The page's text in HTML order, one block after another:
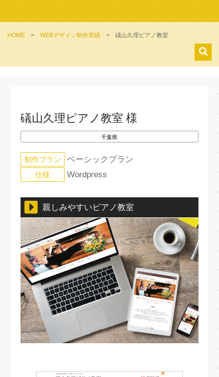
HOME > WEBデザイン制作実績 > 礒山久理ピアノ教室
礒山久理ピアノ教室 様
千葉県
制作プラン ベーシックプラン
仕様 Wordpress
親しみやすいピアノ教室